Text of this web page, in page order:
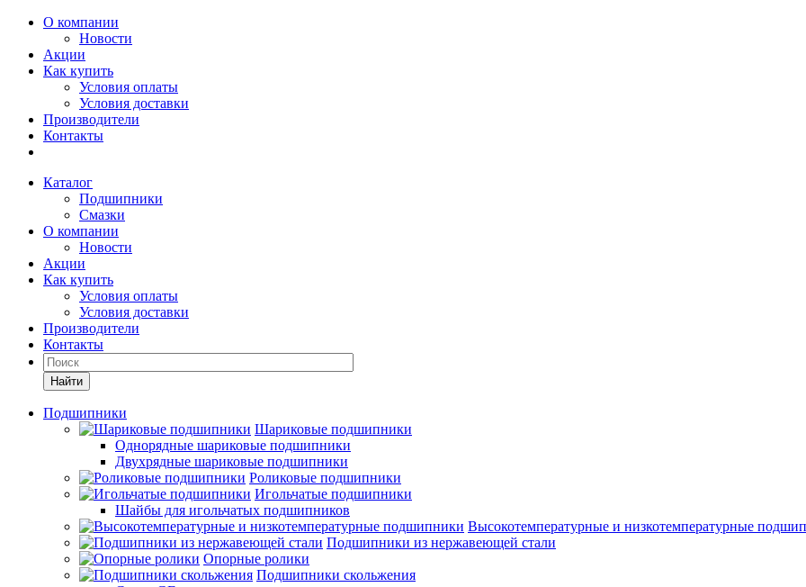
О компании
Новости
Акции
Как купить
Условия оплаты
Условия доставки
Производители
Контакты
Каталог
Подшипники
Смазки
О компании
Новости
Акции
Как купить
Условия оплаты
Условия доставки
Производители
Контакты
Найти
Подшипники
Шариковые подшипники
Однорядные шариковые подшипники
Двухрядные шариковые подшипники
Роликовые подшипники
Игольчатые подшипники
Шайбы для игольчатых подшипников
Высокотемпературные и низкотемпературные
Подшипники из нержавеющей стали
Опорные ролики
Подшипники скольжения